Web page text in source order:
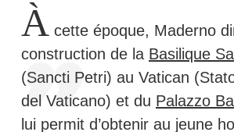
À cette époque, Maderno
construction de la Basilique
(Sancti Petri) au Vatican
del Vaticano) et du Palazzo
lui permit d’obtenir au jeune